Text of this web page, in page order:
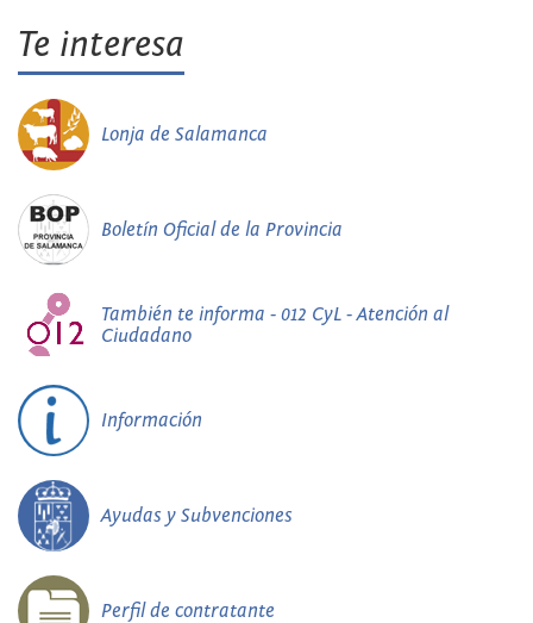
Te interesa
Lonja de Salamanca
Boletín Oficial de la Provincia
También te informa - 012 CyL - Atención al
Ciudadano
Información
Ayudas y Subvenciones
Perfil de contratante